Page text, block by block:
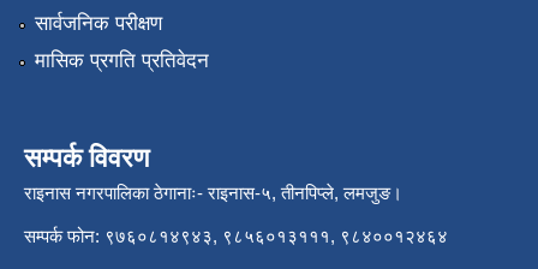
सार्वजनिक परीक्षण
मासिक प्रगति प्रतिवेदन
सम्पर्क विवरण
राइनास नगरपालिका ठेगानाः- राइनास-५, तीनपिप्ले, लमजुङ।
सम्पर्क फोन: ९७६०८१४९४३, ९८५६०१३१११, ९८४००१२४६४